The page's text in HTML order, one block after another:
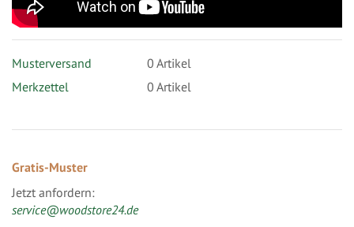
Musterversand 0 Artikel
Merkzettel
0 Artikel
Gratis-Muster
Jetzt anfordern:
service@woodstore24.de